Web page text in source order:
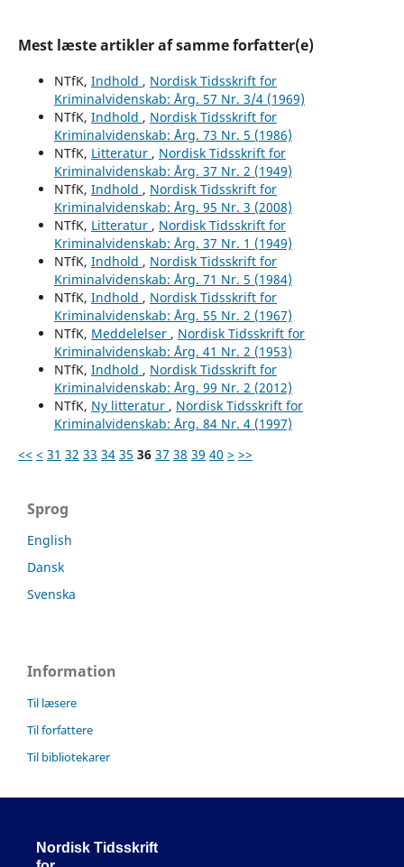
Mest læste artikler af samme forfatter(e)
NTfK, Indhold , Nordisk Tidsskrift for
Kriminalvidenskab: Årg. 57 Nr. 3/4 (1969)
NTfK, Indhold , Nordisk Tidsskrift for
Kriminalvidenskab: Årg. 73 Nr. 5 (1986)
NTfK, Litteratur , Nordisk Tidsskrift for
Kriminalvidenskab: Årg. 37 Nr. 2 (1949)
NTfK, Indhold , Nordisk Tidsskrift for
Kriminalvidenskab: Årg. 95 Nr. 3 (2008)
NTfK, Litteratur , Nordisk Tidsskrift for
Kriminalvidenskab: Årg. 37 Nr. 1 (1949)
NTfK, Indhold , Nordisk Tidsskrift for
Kriminalvidenskab: Årg. 71 Nr. 5 (1984)
NTfK, Indhold , Nordisk Tidsskrift for
Kriminalvidenskab: Årg. 55 Nr. 2 (1967)
NTfK, Meddelelser , Nordisk Tidsskrift for
Kriminalvidenskab: Årg. 41 Nr. 2 (1953)
NTfK, Indhold , Nordisk Tidsskrift for
Kriminalvidenskab: Årg. 99 Nr. 2 (2012)
NTfK, Ny litteratur , Nordisk Tidsskrift for
Kriminalvidenskab: Årg. 84 Nr. 4 (1997)
<< < 31 32 33 34 35 36 37 38 39 40 > >>
Sprog
English
Dansk
Svenska
Information
Til læsere
Til forfattere
Til bibliotekarer
Nordisk Tidsskrift